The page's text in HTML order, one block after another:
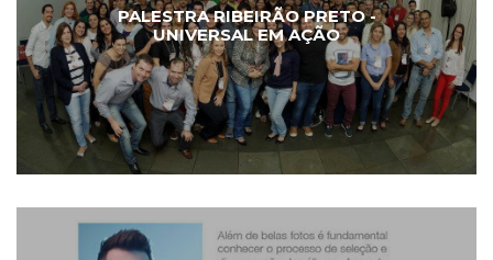
PALESTRA RIBEIRÃO PRETO -
UNIVERSAL EM AÇÃO